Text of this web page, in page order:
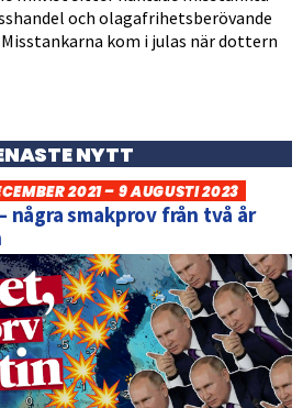
och olagafrihetsberövande
kom i julas när dottern
NYTT
2021 – 9 AUGUSTI 2023
några smakprov från två år